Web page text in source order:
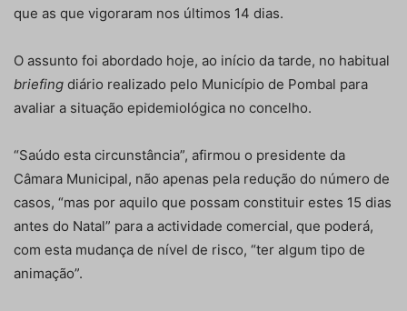
que as que vigoraram nos últimos 14 dias.
O assunto foi abordado hoje, ao início da tarde, no habitual
briefing diário realizado pelo Município de Pombal para
avaliar a situação epidemiológica no concelho.
“Saúdo esta circunstância”, afirmou o presidente da
Câmara Municipal, não apenas pela redução do número de
casos, “mas por aquilo que possam constituir estes 15 dias
antes do Natal” para a actividade comercial, que poderá,
com esta mudança de nível de risco, “ter algum tipo de
animação”.